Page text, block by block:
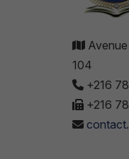
104
+216
+216